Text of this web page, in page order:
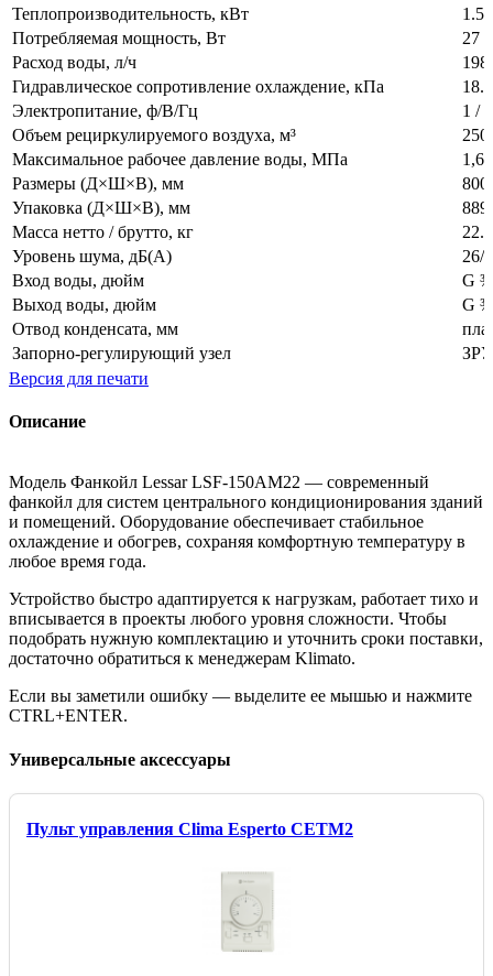
Теплопроизводительность, кВт
1.52
Потребляемая мощность, Вт
27
Расход воды, л/ч
198
Гидравлическое сопротивление охлаждение, кПа
18.3
Электропитание, ф/В/Гц
1 /
Объем рециркулируемого воздуха, м³
250
Максимальное рабочее давление воды, МПа
1,6
Размеры (Д×Ш×В), мм
800
Упаковка (Д×Ш×В), мм
889
Масса нетто / брутто, кг
Уровень шума, дБ(А)
26/
Вход воды, дюйм
G ¾
Выход воды, дюйм
G ¾
Отвод конденсата, мм
Запорно-регулирующий узел
Версия для печати
Описание
Модель Фанкойл Lessar LSF-150AM22 — современный
фанкойл для систем центрального кондиционирования зданий
и помещений. Оборудование обеспечивает стабильное
охлаждение и обогрев, сохраняя комфортную температуру в
любое время года.
Устройство быстро адаптируется к нагрузкам, работает тихо и
вписывается в проекты любого уровня сложности. Чтобы
подобрать нужную комплектацию и уточнить сроки поставки,
достаточно обратиться к менеджерам Klimato.
Если вы заметили ошибку — выделите ее мышью и нажмите
CTRL+ENTER.
Универсальные аксессуары
Пульт управления Clima Esperto CETM2